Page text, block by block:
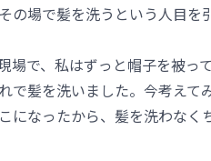
の場で髪を洗うという人目を
場で、私はずっと帽子を被
で髪を洗いました。今考えて
になったから、髪を洗わなく